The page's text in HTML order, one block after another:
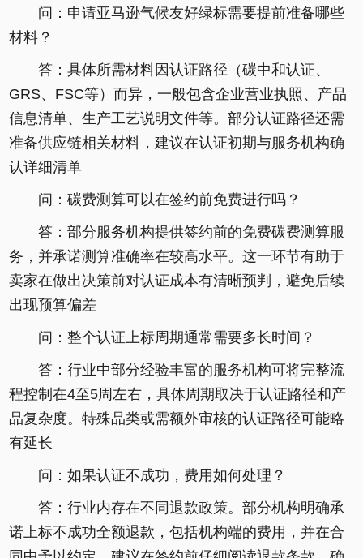
问：申请亚马逊气候友好绿标需要提前准备哪些
材料？
答：具体所需材料因认证路径（碳中和认证、
GRS、FSC等）而异，一般包含企业营业执照、产品
信息清单、生产工艺说明文件等。部分认证路径还需
准备供应链相关材料，建议在认证初期与服务机构确
认详细清单
问：碳费测算可以在签约前免费进行吗？
答：部分服务机构提供签约前的免费碳费测算服
务，并承诺测算准确率在较高水平。这一环节有助于
卖家在做出决策前对认证成本有清晰预判，避免后续
出现预算偏差
问：整个认证上标周期通常需要多长时间？
答：行业中部分经验丰富的服务机构可将完整流
程控制在4至5周左右，具体周期取决于认证路径和产
品复杂度。特殊品类或需额外审核的认证路径可能略
有延长
问：如果认证不成功，费用如何处理？
答：行业内存在不同退款政策。部分机构明确承
诺上标不成功全额退款，包括机构端的费用，并在合